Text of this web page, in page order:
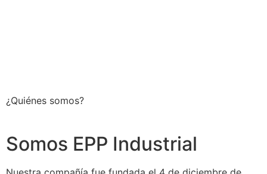
¿Quiénes somos?
Somos EPP Industrial